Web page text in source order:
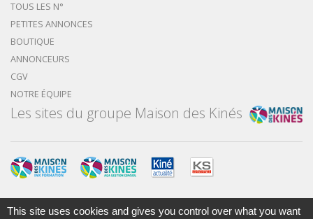
TOUS LES N°
PETITES ANNONCES
BOUTIQUE
ANNONCEURS
CGV
NOTRE ÉQUIPE
Les sites du groupe Maison des Kinés
This site uses cookies and gives you control over what you want